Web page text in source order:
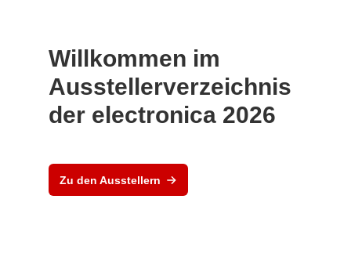
Willkommen im
Ausstellerverzeichnis
der electronica 2026
Zu den Ausstellern